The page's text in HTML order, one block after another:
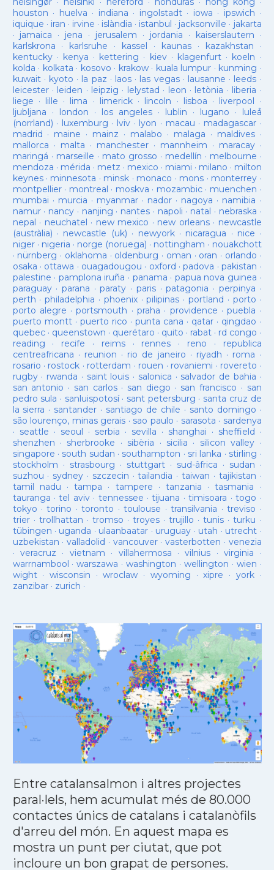
houston · huelva · indiana · ingolstadt· iowa · ipswich ·
iquique · iran · irvine · islàndia · istanbul · jacksonville · jakarta
· jamaica · jena · jerusalem · jordania · kaiserslautern ·
karlskrona · karlsruhe · kassel · kaunas· kazakhstan ·
kentucky· kenya · kettering · kiev· klagenfurt · koeln ·
kolda · kolkata · kosovo · krakow· kuala lumpur · kunming ·
kuwait· kyoto · la paz · laos· las vegas· lausanne · leeds ·
leicester· leiden · leipzig · lelystad · leon · letònia · liberia ·
liege · lille · lima · limerick· lincoln · lisboa · liverpool ·
ljubljana · london · los angeles· lublin · lugano · luleå
(norrland) · luxemburg · lviv · lyon · macau · madagascar·
madrid · maine · mainz · malabo · malaga · maldives·
mallorca · malta · manchester· mannheim · maracay·
maringá · marseille · mato grosso · medellín · melbourne ·
mendoza · mérida · metz · mexico · miami · milano · milton
keynes· minnesota · minsk · monaco · mons · monterrey ·
montpellier· montreal · moskva · mozambic· muenchen ·
mumbai · murcia · myanmar· nador · nagoya · namibia ·
namur· nancy · nanjing · nantes · napoli · natal · nebraska ·
nepal · neuchatel · new mexico · new orleans· newcastle
(austràlia) · newcastle (uk) · newyork· nicaragua · nice ·
niger· nigeria · norge (noruega) · nottingham · nouakchott
· nürnberg · oklahoma · oldenburg · oman · oran · orlando ·
osaka · ottawa · ouagadougou · oxford ·padova ·pakistan ·
palestine · pamplona iruña · panama · papua nova guinea ·
paraguay· parana ·paraty · paris·patagonia · perpinya ·
perth ·philadelphia · phoenix·pilipinas ·portland · porto ·
porto alegre ·portsmouth ·praha · providence ·puebla ·
puerto montt· puerto rico ·punta cana · qatar · qingdao ·
quebec· queenstown · querétaro · quito · rabat · rd congo ·
reading · recife · reims· rennes · reno · republica
centreafricana · reunion · rio de janeiro · riyadh · roma ·
rosario · rostock · rotterdam · rouen · rovaniemi · rovereto ·
rugby· rwanda · saint louis · salonica · salvador de bahia ·
san antonio · san carlos· san diego · san francisco · san
pedro sula · sanluispotosí· sant petersburg · santa cruz de
la sierra · santander · santiago de chile · santo domingo ·
são lourenço, minas gerais · sao paulo · sarasota · sardenya
· seattle · seoul · serbia · sevilla · shanghai · sheffield ·
shenzhen · sherbrooke · sibèria · sicilia · silicon valley ·
singapore · south sudan · southampton · sri lanka · stirling ·
stockholm · strasbourg · stuttgart· sud-âfrica · sudan ·
suzhou · sydney · szczecin ·tailandia ·taiwan · tajikistan ·
tamil nadu ·tampa · tampere · tanzania ·tasmania ·
tauranga ·tel aviv· tennessee ·tijuana ·timisoara ·togo ·
tokyo ·torino ·toronto ·toulouse ·transilvania ·treviso ·
trier· trollhattan · tromso · troyes·trujillo ·tunis ·turku ·
tübingen · uganda · ulaanbaatar · uruguay · utah · utrecht ·
uzbekistan · valladolid · vancouver· vasterbotten · venezia
· veracruz · vietnam · villahermosa ·vilnius ·virginia ·
warrnambool ·warszawa ·washington · wellington · wien ·
wight· wisconsin ·wroclaw · wyoming ·xipre · york·
zanzibar· zurich ·
Entre catalansalmon i altres projectes
paral·lels, hem acumulat més de 80.000
contactes únics de catalans i catalanòfils
d'arreu del món. En aquest mapa es
mostra un punt per ciutat, que pot
incloure un bon grapat de persones.